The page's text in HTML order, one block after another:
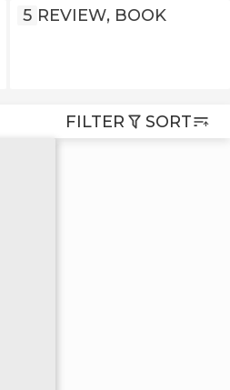
5 REVIEW, BOOK
FILTER SORT